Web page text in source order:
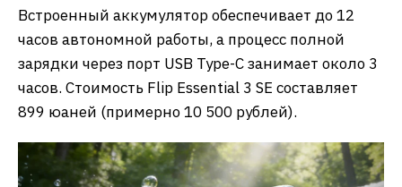
Встроенный аккумулятор обеспечивает до 12
часов автономной работы, а процесс полной
зарядки через порт USB Type-C занимает около 3
часов. Стоимость Flip Essential 3 SE составляет
899 юаней (примерно 10 500 рублей).